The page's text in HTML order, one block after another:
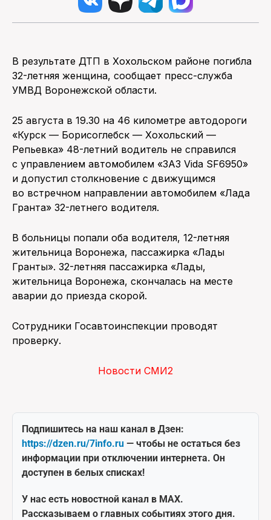
В результате ДТП в Хохольском районе погибла
32-летняя женщина, сообщает пресс-служба
УМВД Воронежской области.
25 августа в 19.30 на 46 километре автодороги
«Курск — Борисоглебск — Хохольский —
Репьевка» 48-летний водитель не справился
с управлением автомобилем «ЗАЗ Vida SF6950»
и допустил столкновение с движущимся
во встречном направлении автомобилем «Лада
Гранта» 32-летнего водителя.
В больницы попали оба водителя, 12-летняя
жительница Воронежа, пассажирка «Лады
Гранты». 32-летняя пассажирка «Лады,
жительница Воронежа, скончалась на месте
аварии до приезда скорой.
Сотрудники Госавтоинспекции проводят
проверку.
Новости СМИ2
Подпишитесь на наш канал в Дзен:
https://dzen.ru/7info.ru — чтобы не остаться без
информации при отключении интернета. Он
доступен в белых списках!
У нас есть новостной канал в MAX.
Рассказываем о главных событиях этого дня.